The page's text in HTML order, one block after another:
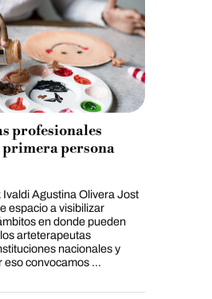
profesionales
primera persona
Agustina Olivera Jost
espacio a visibilizar
en donde pueden
arteterapeutas
nacionales y
eso convocamos ...